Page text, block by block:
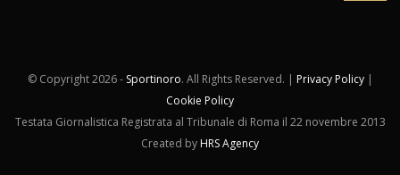
© Copyright2026 - Sportinoro. All Rights Reserved. | Privacy Policy|
Cookie Policy
Testata Giornalistica Registrata al Tribunale di Roma il 22 novembre 2013
Created by HRS Agency